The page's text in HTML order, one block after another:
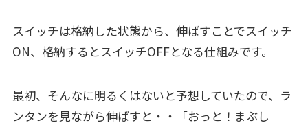
スイッチは格納した状態から、伸ばすことでスイッチ
ON、格納するとスイッチOFFとなる仕組みです。
最初、そんなに明るくはないと予想していたので、ラ
ンタンを見ながら伸ばすと・・「おっと！まぶし